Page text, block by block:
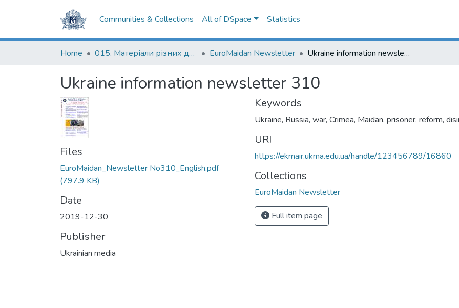
Communities & Collections All of DSpace Statistics
Home 015. Матеріали різних дослідників та організацій EuroMaidan Newsletter Ukraine information newsletter 310
Ukraine information newsletter 310
Files
EuroMaidan_Newsletter No310_English.pdf
(797.9 KB)
Date
2019-12-30
Publisher
Ukrainian media
Keywords
Ukraine, Russia, war, Crimea, Maidan, prisoner, reform,
URI
https://ekmair.ukma.edu.ua/handle/123456789/16860
Collections
EuroMaidan Newsletter
Full item page